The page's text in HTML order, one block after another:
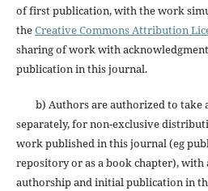
of first publication, with the work
theCreative Commons Attribution
sharing of work with
publication in this journal.
b) Authors are authorized to take
separately, for non-exclusive
work published in this journal (eg
repository or as a book chapter),
authorship and initial publication in